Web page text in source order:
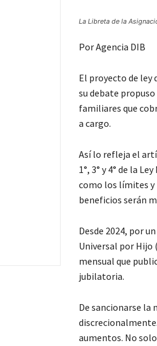
La Libreta de la
Por Agencia DIB
El proyecto de ley
su debate
familiares que
a cargo.
Así lo refleja el
1°, 3° y 4° de la
como los límites y
beneficios serán
Desde 2024, por
Universal por Hijo
mensual que
jubilatoria.
De sancionarse la
aumentos. No